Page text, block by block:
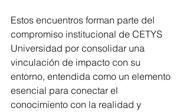
Estos encuentros forman parte del
compromiso institucional de CETYS
Universidad por consolidar una
vinculación de impacto con su
entorno, entendida como un elemento
esencial para conectar el
conocimiento con la realidad y